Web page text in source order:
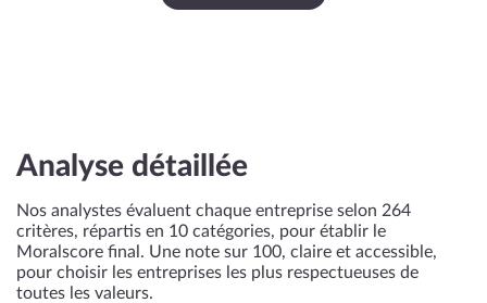
Analyse détaillée
Nos analystes évaluent chaque entreprise selon 264
critères, répartis en 10 catégories, pour établir le
Moralscore final. Une note sur 100, claire et accessible,
pour choisir les entreprises les plus respectueuses de
toutes les valeurs.